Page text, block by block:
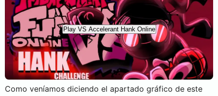
Play VS Accelerant Hank Online
Como veníamos diciendo el apartado gráfico de este